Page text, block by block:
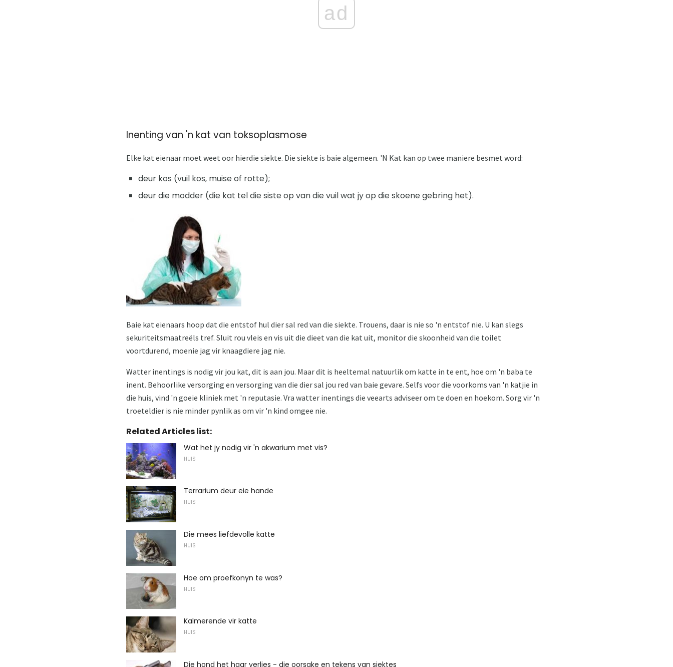
ad
Inenting van 'n kat van toksoplasmose
Elke kat eienaar moet weet oor hierdie siekte. Die siekte is baie algemeen. 'N Kat kan op twee maniere besmet word:
deur kos (vuil kos, muise of rotte);
deur die modder (die kat tel die siste op van die vuil wat jy op die skoene gebring het).
Baie kat eienaars hoop dat die entstof hul dier sal red van die siekte. Trouens, daar is nie so 'n entstof nie. U kan slegs
sekuriteitsmaatreëls tref. Sluit rou vleis en vis uit die dieet van die kat uit, monitor die skoonheid van die toilet
voortdurend, moenie jag vir knaagdiere jag nie.
Watter inentings is nodig vir jou kat, dit is aan jou. Maar dit is heeltemal natuurlik om katte in te ent, hoe om 'n baba te
inent. Behoorlike versorging en versorging van die dier sal jou red van baie gevare. Selfs voor die voorkoms van 'n katjie in
die huis, vind 'n goeie kliniek met 'n reputasie. Vra watter inentings die veearts adviseer om te doen en hoekom. Sorg vir 'n
troeteldier is nie minder pynlik as om vir 'n kind omgee nie.
Related Articles list:
Wat het jy nodig vir 'n akwarium met vis?
HUIS
Terrarium deur eie hande
HUIS
Die mees liefdevolle katte
HUIS
Hoe om proefkonyn te was?
HUIS
Kalmerende vir katte
HUIS
Die hond het haar verlies - die oorsake en tekens van siektes